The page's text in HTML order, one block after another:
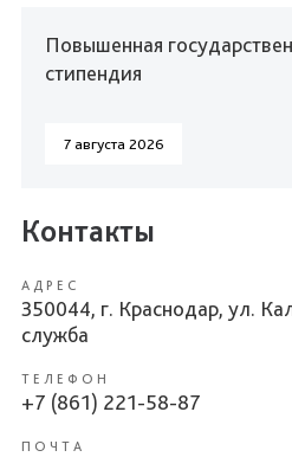
Повышенная
стипендия
7 августа 2026
Контакты
АДРЕС
350044, г. Краснодар, ул.
служба
ТЕЛЕФОН
+7 (861) 221-58-87
ПОЧТА